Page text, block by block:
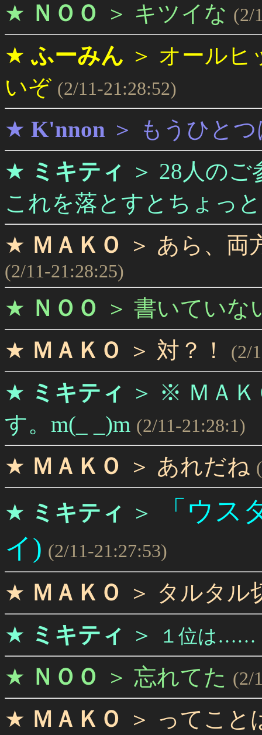
★ ＮＯＯ ＞ キツイな (2/
★ふーみん ＞ オールヒ
いぞ (2/11-21:28:52)
★ K'nnon ＞
もうひと
★ ミキティ ＞ 28人のご
これを落とすとちょっ
★ ＭＡＫＯ ＞ あら、両
(2/11-21:28:25)
★ ＮＯＯ ＞ 書いていな
★ ＭＡＫＯ ＞ 対？！ (2/
★ ミキティ ＞ ※ ＭＡＫ
す。m(_ _)m (2/11-21:28:1)
★ ＭＡＫＯ ＞ あれだね
★ ミキティ ＞
「ウス
イ) (2/11-21:27:53)
★ ＭＡＫＯ ＞ タルタル
★ ミキティ ＞ １位は……
★ ＮＯＯ ＞ 忘れてた (2/
★ ＭＡＫＯ ＞ ってこと